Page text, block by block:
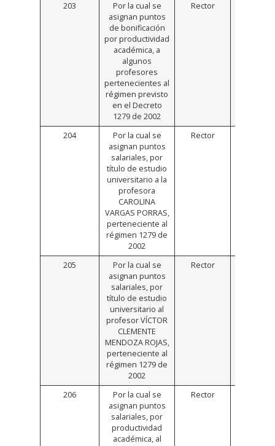
203
Por la cual se
asignan puntos
de bonificación
por productividad
académica, a
algunos
profesores
pertenecientes al
régimen previsto
en el Decreto
1279 de 2002
Rector
204
Por la cual se
asignan puntos
salariales, por
título de estudio
universitario a la
profesora
CAROLINA
VARGAS PORRAS,
perteneciente al
régimen 1279 de
2002
Rector
205
Por la cual se
asignan puntos
salariales, por
título de estudio
universitario al
profesor VÍCTOR
CLEMENTE
MENDOZA ROJAS,
perteneciente al
régimen 1279 de
2002
Rector
206
Por la cual se
asignan puntos
salariales, por
productividad
académica, al
Rector